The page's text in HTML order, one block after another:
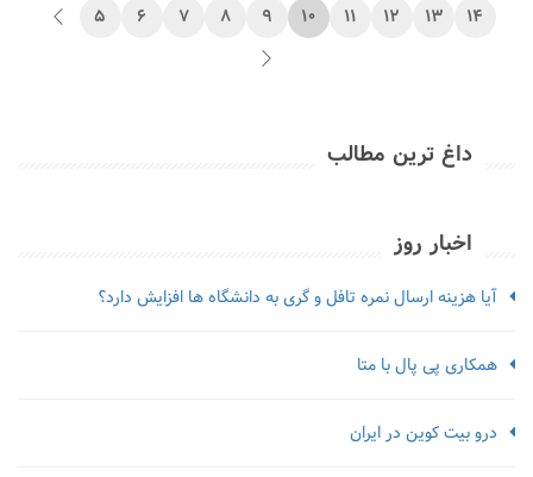
5 6 7 8 9 10 11 12 13 14
داغ ترین مطالب
اخبار روز
آیا هزینه ارسال نمره تافل و گری به دانشگاه ها افزایش دارد؟
همکاری پی پال با متا
درو بیت کوین در ایران